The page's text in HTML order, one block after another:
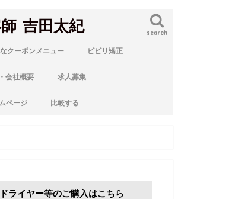
吉田太紀 search
クーポンメニュー ビビリ矯正
会社概要 求人募集
ページ 比較する
ライヤー等のご購入はこちら